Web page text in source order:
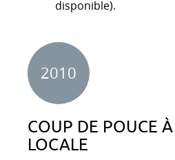
disponible).
2010
COUP DE POUCE À
LOCALE